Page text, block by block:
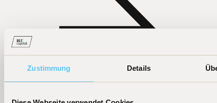
Zustimmung Details